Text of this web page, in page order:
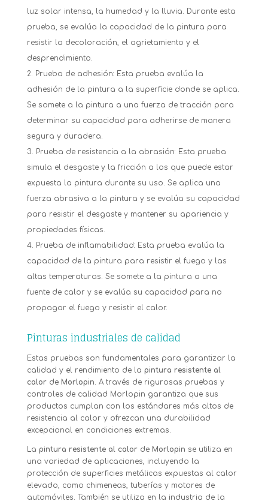
luz solar intensa, la humedad y la lluvia. Durante esta
prueba, se evalúa la capacidad de la pintura para
resistir la decoloración, el agrietamiento y el
desprendimiento.
Prueba de adhesión: Esta prueba evalúa la
adhesión de la pintura a la superficie donde se aplica.
Se somete a la pintura a una fuerza de tracción para
determinar su capacidad para adherirse de manera
segura y duradera.
Prueba de resistencia a la abrasión: Esta prueba
simula el desgaste y la fricción a los que puede estar
expuesta la pintura durante su uso. Se aplica una
fuerza abrasiva a la pintura y se evalúa su capacidad
para resistir el desgaste y mantener su apariencia y
propiedades físicas.
Prueba de inflamabilidad: Esta prueba evalúa la
capacidad de la pintura para resistir el fuego y las
altas temperaturas. Se somete a la pintura a una
fuente de calor y se evalúa su capacidad para no
propagar el fuego y resistir el calor.
Pinturas industriales de calidad
Estas pruebas son fundamentales para garantizar la
calidad y el rendimiento de la pintura resistente al
calorde Morlopin. A través de rigurosas pruebas y
controles de calidad Morlopin garantiza que sus
productos cumplan con los estándares más altos de
resistencia al calor y ofrezcan una durabilidad
excepcional en condiciones extremas.
La pintura resistente al calorde Morlopin se utiliza en
una variedad de aplicaciones, incluyendo la
protección de superficies metálicas expuestas al calor
elevado, como chimeneas, tuberías y motores de
automóviles. También se utiliza en la industria de la